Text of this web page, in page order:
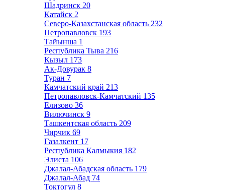
Шадринск 20
Катайск 2
Северо-Казахстанская область 232
Петропавловск 193
Тайынша 1
Республика Тыва 216
Кызыл 173
Ак-Довурак 8
Туран 7
Камчатский край 213
Петропавловск-Камчатский 135
Елизово 36
Вилючинск 9
Ташкентская область 209
Чирчик 69
Газалкент 17
Республика Калмыкия 182
Элиста 106
Джалал-Абадская область 179
Джалал-Абад 74
Токтогул 8